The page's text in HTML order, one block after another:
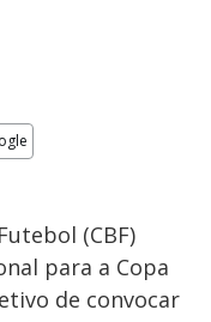
(CBF)
para a Copa
de convocar